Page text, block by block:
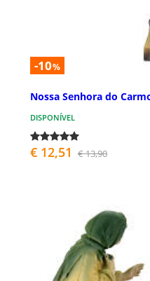
-10%
Nossa Senhora do
DISPONÍVEL
€ 12,51 € 13,90